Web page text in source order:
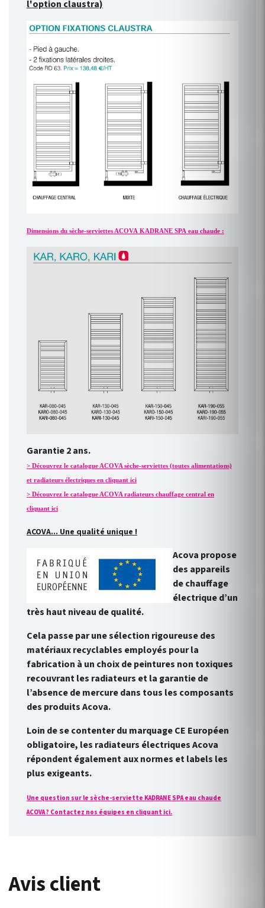
l'option claustra)
Dimensions du sèche-serviettes ACOVA KADRANE SPA eau chaude :
Garantie 2 ans.
> Découvrez le catalogue ACOVA sèche-serviettes (toutes alimentations)
et radiateurs électriques en cliquant ici
> Découvrez le catalogue ACOVA radiateurs chauffage central en
cliquant ici
ACOVA... Une qualité unique !
Acova propose
des appareils
de chauffage
électrique d’un
très haut niveau de qualité.
Cela passe par une sélection rigoureuse des
matériaux recyclables employés pour la
fabrication à un choix de peintures non toxiques
recouvrant les radiateurs et la garantie de
l’absence de mercure dans tous les composants
des produits Acova.
Loin de se contenter du marquage CE Européen
obligatoire, les radiateurs électriques Acova
répondent également aux normes et labels les
plus exigeants.
Une question sur le sèche-serviette KADRANE SPA eau chaude
ACOVA ? Contactez nos équipes en cliquant ici.
Avis client